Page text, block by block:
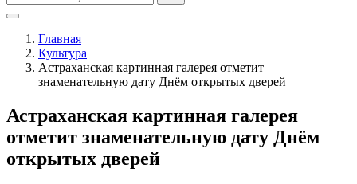
Главная
Культура
Астраханская картинная галерея отметит
знаменательную дату Днём открытых дверей
Астраханская картинная галерея
отметит знаменательную дату Днём
открытых дверей